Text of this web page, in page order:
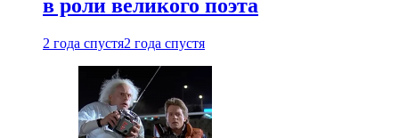
в роли великого поэта
2 года спустя2 года спустя